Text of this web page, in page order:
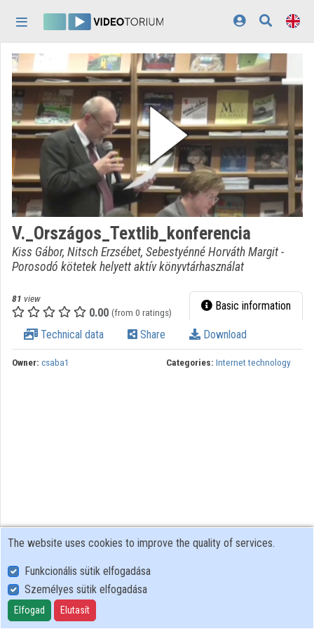
Home
Log In
Discovery
Categories
Playlists
Organizations
Contributors
Appearance:light
V._Országos_Textlib_konferencia
Kiss Gábor, Nitsch Erzsébet, Sebestyénné Horváth Margit -
Porosodó kötetek helyett aktív könyvtárhasználat
81 view
0.00 (from 0 ratings) Basic information
Technical data Share Download
Owner: csaba1 Categories: Internet technology
User Policy
Adatkezelési tájékoztató (en)
Cookie Policy
The website uses cookies to improve the quality of services.
Funkcionális sütik elfogadása
Személyes sütik elfogadása
Elfogad Elutasít